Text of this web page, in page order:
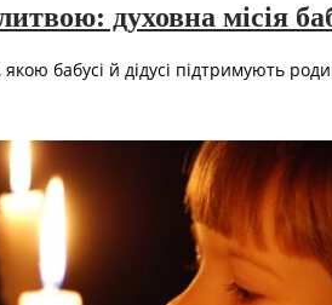
духовна місія
бабусі й дідусі підтримують